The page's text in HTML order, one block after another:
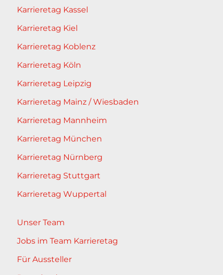
Karrieretag Kassel
Karrieretag Kiel
Karrieretag Koblenz
Karrieretag Köln
Karrieretag Leipzig
Karrieretag Mainz / Wiesbaden
Karrieretag Mannheim
Karrieretag München
Karrieretag Nürnberg
Karrieretag Stuttgart
Karrieretag Wuppertal
Unser Team
Jobs im Team Karrieretag
Für Aussteller